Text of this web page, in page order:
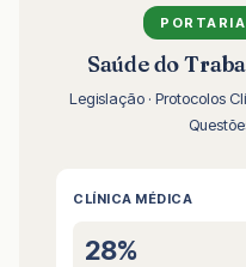
Saúde do
Legislação · Protocolos
CLÍNICA MÉDICA
28%